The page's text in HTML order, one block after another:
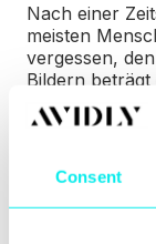
Consent
Nach einer
meisten
vergessen,
Bildern
Anders
beträgt der